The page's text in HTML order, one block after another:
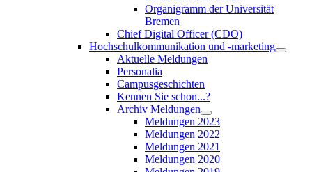
Organigramm der Universität
Bremen
Chief Digital Officer (CDO)
Hochschulkommunikation und -marketing
Aktuelle Meldungen
Personalia
Campusgeschichten
Kennen Sie schon...?
Archiv Meldungen
Meldungen 2023
Meldungen 2022
Meldungen 2021
Meldungen 2020